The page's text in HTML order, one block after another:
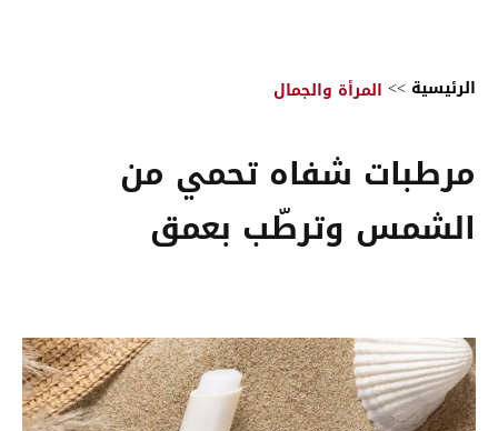
الرئيسية >> المرأة والجمال
مرطبات شفاه تحمي من
الشمس وترطّب بعمق